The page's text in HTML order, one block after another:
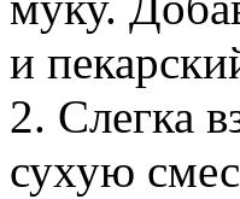
и
2. Слегка
сухую